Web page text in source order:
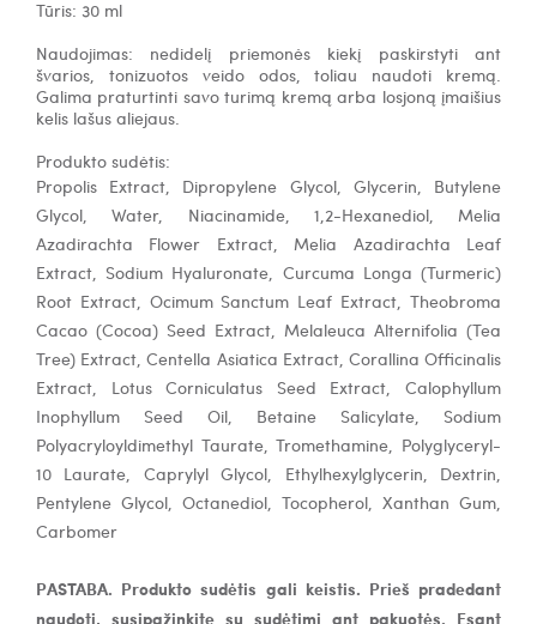
Tūris: 30 ml
Naudojimas: nedidelį priemonės kiekį paskirstyti ant
švarios, tonizuotos veido odos, toliau naudoti kremą.
Galima praturtinti savo turimą kremą arba losjoną įmaišius
kelis lašus aliejaus.
Produkto sudėtis:
Propolis Extract, Dipropylene Glycol, Glycerin, Butylene
Glycol, Water, Niacinamide, 1,2-Hexanediol, Melia
Azadirachta Flower Extract, Melia Azadirachta Leaf
Extract, Sodium Hyaluronate, Curcuma Longa (Turmeric)
Root Extract, Ocimum Sanctum Leaf Extract, Theobroma
Cacao (Cocoa) Seed Extract, Melaleuca Alternifolia (Tea
Tree) Extract, Centella Asiatica Extract, Corallina Officinalis
Extract, Lotus Corniculatus Seed Extract, Calophyllum
Inophyllum Seed Oil, Betaine Salicylate, Sodium
Polyacryloyldimethyl Taurate, Tromethamine, Polyglyceryl-
10 Laurate, Caprylyl Glycol, Ethylhexylglycerin, Dextrin,
Pentylene Glycol, Octanediol, Tocopherol, Xanthan Gum,
Carbomer
PASTABA. Produkto sudėtis gali keistis. Prieš pradedant
naudoti, susipažinkite su sudėtimi ant pakuotės. Esant